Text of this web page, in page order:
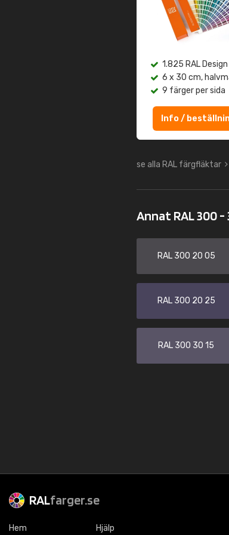
1.825 RAL
6 x 30 cm,
9 färger per sida
Info /
se alla RAL färgfläktar
Annat RAL 300 -
RAL 300 20 05
RAL 300 20 25
RAL 300 30 15
RALfarger.se
Hem Hjälp